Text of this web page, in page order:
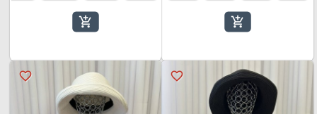
add_shopping_cart
add_shopping_cart
favorite_border
favorite_border